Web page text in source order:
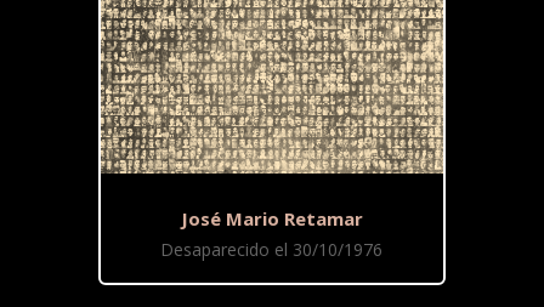
José Mario Retamar
Desaparecido el 30/10/1976